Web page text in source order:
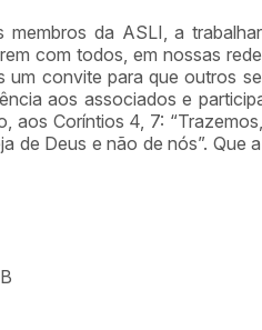
da ASLI, a
com todos, em nossas
um convite para que outros
aos associados e
aos Coríntios 4, 7:
de Deus e não de nós”. Que